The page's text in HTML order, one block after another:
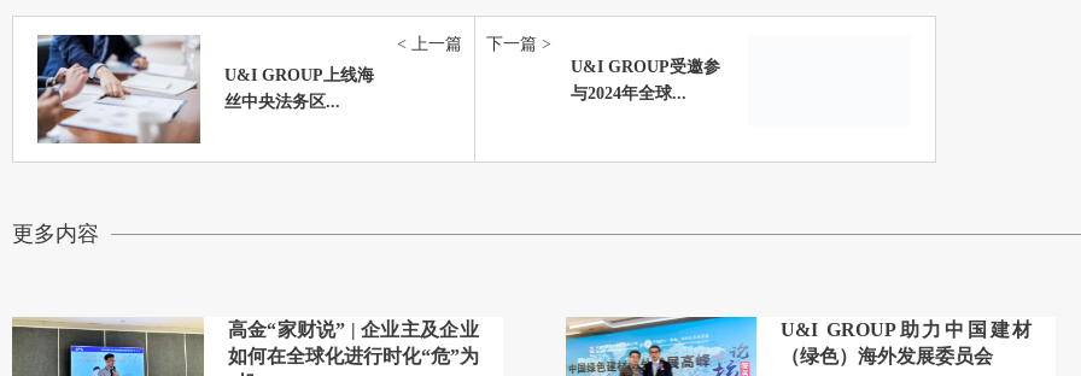
U&I GROUP上线海
丝中央法务区...
< 上一篇
U&I GROUP受邀参
与2024年全球...
下一篇 >
更多内容
高金“家财说” | 企业主及企业
如何在全球化进行时化“危”为
U&I GROUP助力中国建材
（绿色）海外发展委员会